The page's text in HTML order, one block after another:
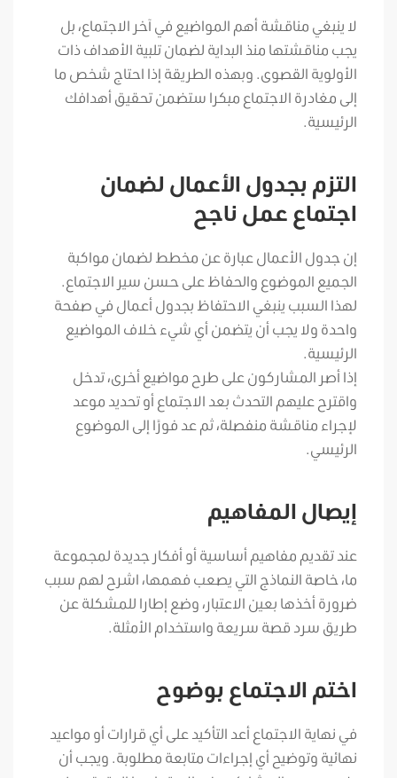
لا ينبغي مناقشة أهم المواضيع في آخر الاجتماع، بل
يجب مناقشتها منذ البداية لضمان تلبية الأهداف ذات
الأولوية القصوى. وبهذه الطريقة إذا احتاج شخص ما
إلى مغادرة الاجتماع مبكرا ستضمن تحقيق أهدافك
الرئيسية.
التزم بجدول الأعمال لضمان
اجتماع عمل ناجح
إن جدول الأعمال عبارة عن مخطط لضمان مواكبة
الجميع الموضوع والحفاظ على حسن سير الاجتماع.
لهذا السبب ينبغي الاحتفاظ بجدول أعمال في صفحة
واحدة ولا يجب أن يتضمن أي شيء خلاف المواضيع
الرئيسية.
إذا أصر المشاركون على طرح مواضيع أخرى، تدخل
واقترح عليهم التحدث بعد الاجتماع أو تحديد موعد
لإجراء مناقشة منفصلة، ثم عد فورًا إلى الموضوع
الرئيسي.
إيصال المفاهيم
عند تقديم مفاهيم أساسية أو أفكار جديدة لمجموعة
ما، خاصة النماذج التي يصعب فهمها، اشرح لهم سبب
ضرورة أخذها بعين الاعتبار، وضع إطارا للمشكلة عن
طريق سرد قصة سريعة واستخدام الأمثلة.
اختم الاجتماع بوضوح
في نهاية الاجتماع أعد التأكيد على أي قرارات أو مواعيد
نهائية وتوضيح أي إجراءات متابعة مطلوبة. ويجب أن